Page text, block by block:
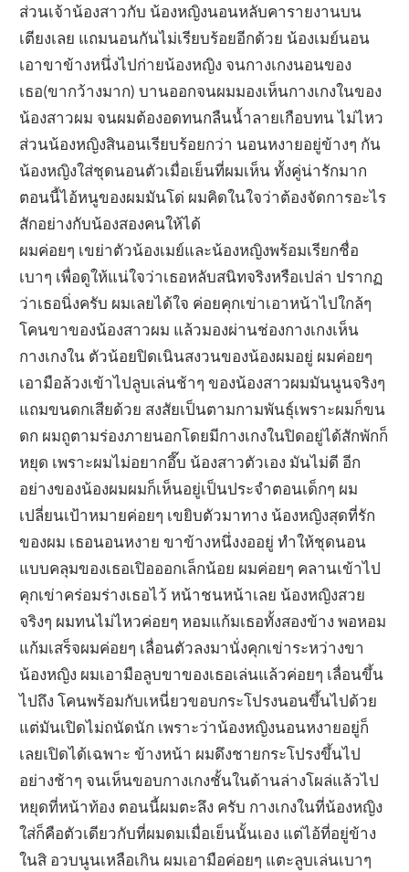
ส่วนเจ้าน้องสาวกับ น้องหญิงนอนหลับคารายงานบน
เตียงเลย แถมนอนกันไม่เรียบร้อยอีกด้วย น้องเมย์นอน
เอาขาข้างหนึ่งไปก่ายน้องหญิง จนกางเกงนอนของ
เธอ(ขากว้างมาก) บานออกจนผมมองเห็นกางเกงในของ
น้องสาวผม จนผมต้องอดทนกลืนน้ำลายเกือบทน ไม่ไหว
ส่วนน้องหญิงสินอนเรียบร้อยกว่า นอนหงายอยู่ข้างๆ กัน
น้องหญิงใส่ชุดนอนตัวเมื่อเย็นที่ผมเห็น ทั้งคู่น่ารักมาก
ตอนนี้ไอ้หนูของผมมันโด่ ผมคิดในใจว่าต้องจัดการอะไร
สักอย่างกับน้องสองคนให้ได้
ผมค่อยๆ เขย่าตัวน้องเมย์และน้องหญิงพร้อมเรียกชื่อ
เบาๆ เพื่อดูให้แน่ใจว่าเธอหลับสนิทจริงหรือเปล่า ปรากฏ
ว่าเธอนิ่งครับ ผมเลยได้ใจ ค่อยคุกเข่าเอาหน้าไปใกล้ๆ
โคนขาของน้องสาวผม แล้วมองผ่านช่องกางเกงเห็น
กางเกงใน ตัวน้อยปิดเนินสงวนของน้องผมอยู่ ผมค่อยๆ
เอามือล้วงเข้าไปลูบเล่นช้าๆ ของน้องสาวผมมันนูนจริงๆ
แถมขนดกเสียด้วย สงสัยเป็นตามกามพันธุ์เพราะผมก็ขน
ดก ผมถูตามร่องภายนอกโดยมีกางเกงในปิดอยู่ได้สักพักก็
หยุด เพราะผมไม่อยากอึ๊บ น้องสาวตัวเอง มันไม่ดี อีก
อย่างของน้องผมผมก็เห็นอยู่เป็นประจำตอนเด็กๆ ผม
เปลี่ยนเป้าหมายค่อยๆ เขยิบตัวมาทาง น้องหญิงสุดที่รัก
ของผม เธอนอนหงาย ขาข้างหนึ่งงออยู่ ทำให้ชุดนอน
แบบคลุมของเธอเปิอออกเล็กน้อย ผมค่อยๆ คลานเข้าไป
คุกเข่าคร่อมร่างเธอไว้ หน้าชนหน้าเลย น้องหญิงสวย
จริงๆ ผมทนไม่ไหวค่อยๆ หอมแก้มเธอทั้งสองข้าง พอหอม
แก้มเสร็จผมค่อยๆ เลื่อนตัวลงมานั่งคุกเข่าระหว่างขา
น้องหญิง ผมเอามือลูบขาของเธอเล่นแล้วค่อยๆ เลื่อนขึ้น
ไปถึง โคนพร้อมกับเหนี่ยวขอบกระโปรงนอนขึ้นไปด้วย
แต่มันเปิดไม่ถนัดนัก เพราะว่าน้องหญิงนอนหงายอยู่ก็
เลยเปิดได้เฉพาะ ข้างหน้า ผมดึงชายกระโปรงขึ้นไป
อย่างช้าๆ จนเห็นขอบกางเกงชั้นในด้านล่างโผล่แล้วไป
หยุดที่หน้าท้อง ตอนนี้ผมตะลึง ครับ กางเกงในที่น้องหญิง
ใส่ก็คือตัวเดียวกับที่ผมดมเมื่อเย็นนั้นเอง แต่ไอ้ที่อยู่ข้าง
ในสิ อวบนูนเหลือเกิน ผมเอามือค่อยๆ แตะลูบเล่นเบาๆ